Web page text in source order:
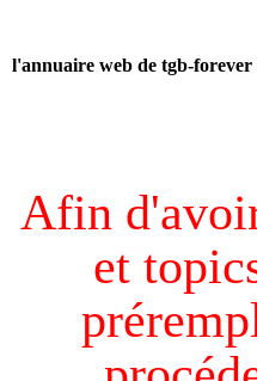
l'annuaire web de tgb-forever
Afin
et